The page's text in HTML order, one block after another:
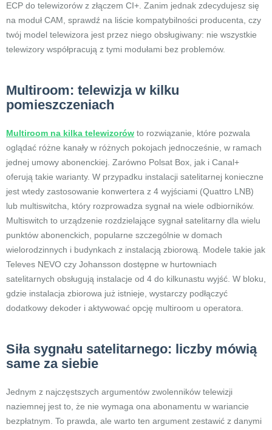
ECP do telewizorów z złączem CI+. Zanim jednak zdecydujesz się
na moduł CAM, sprawdź na liście kompatybilności producenta, czy
twój model telewizora jest przez niego obsługiwany: nie wszystkie
telewizory współpracują z tymi modułami bez problemów.
Multiroom: telewizja w kilku
pomieszczeniach
Multiroom na kilka telewizorów to rozwiązanie, które pozwala
oglądać różne kanały w różnych pokojach jednocześnie, w ramach
jednej umowy abonenckiej. Zarówno Polsat Box, jak i Canal+
oferują takie warianty. W przypadku instalacji satelitarnej konieczne
jest wtedy zastosowanie konwertera z 4 wyjściami (Quattro LNB)
lub multiswitcha, który rozprowadza sygnał na wiele odbiorników.
Multiswitch to urządzenie rozdzielające sygnał satelitarny dla wielu
punktów abonenckich, popularne szczególnie w domach
wielorodzinnych i budynkach z instalacją zbiorową. Modele takie jak
Televes NEVO czy Johansson dostępne w hurtowniach
satelitarnych obsługują instalacje od 4 do kilkunastu wyjść. W bloku,
gdzie instalacja zbiorowa już istnieje, wystarczy podłączyć
dodatkowy dekoder i aktywować opcję multiroom u operatora.
Siła sygnału satelitarnego: liczby mówią
same za siebie
Jednym z najczęstszych argumentów zwolenników telewizji
naziemnej jest to, że nie wymaga ona abonamentu w wariancie
bezpłatnym. To prawda, ale warto ten argument zestawić z danymi